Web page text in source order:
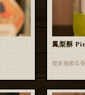
鳳梨酥
蜜多麗蜜瓜